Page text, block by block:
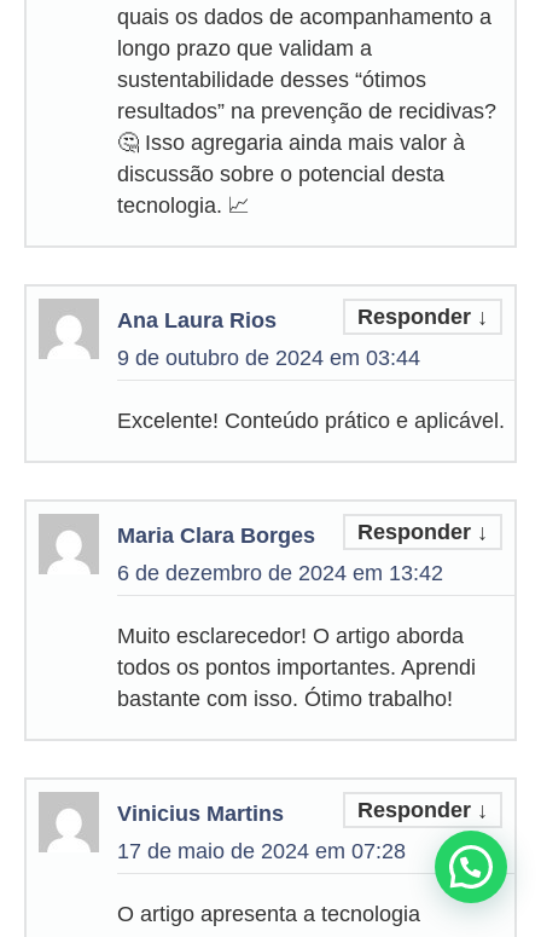
quais os dados de acompanhamento a
longo prazo que validam a
sustentabilidade desses “ótimos
resultados” na prevenção de recidivas?
🤔 Isso agregaria ainda mais valor à
discussão sobre o potencial desta
tecnologia. 📈
Ana Laura Rios
9 de outubro de 2024 em 03:44
Responder ↓
Excelente! Conteúdo prático e aplicável.
Maria Clara Borges
6 de dezembro de 2024 em 13:42
Responder ↓
Muito esclarecedor! O artigo aborda
todos os pontos importantes. Aprendi
bastante com isso. Ótimo trabalho!
Vinicius Martins
17 de maio de 2024 em 07:28
Responder ↓
O artigo apresenta a tecnologia